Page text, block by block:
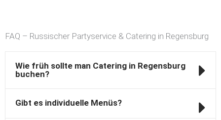
FAQ – Russischer Partyservice & Catering in Regensburg
Wie früh sollte man Catering in Regensburg
buchen?
Gibt es individuelle Menüs?